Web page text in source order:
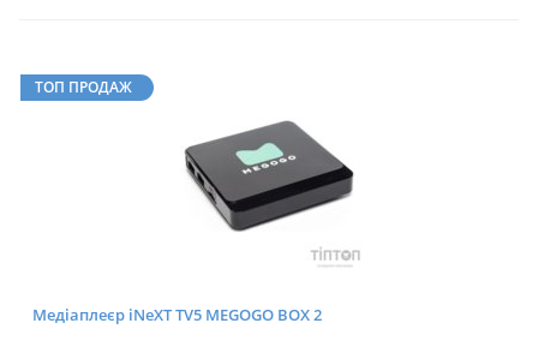
ТОП ПРОДАЖ
Медіаплеєр iNeXT TV5 MEGOGO BOX 2